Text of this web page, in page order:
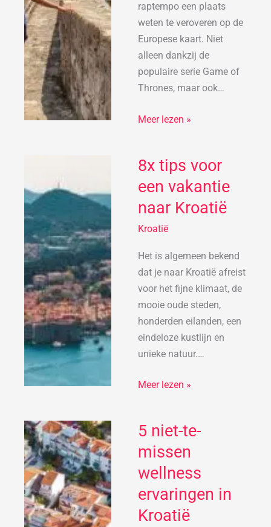
raptempo een plaats
weten te veroveren op de
Europese kaart. Niet
alleen dankzij de
populaire serie Game of
Thrones, maar ook…
Meer lezen »
8x tips voor
een vakantie
naar Kroatië
Kroatië
Het is algemeen bekend
dat je naar Kroatië afreist
voor het fijne klimaat, de
mooie oude steden,
honderden eilanden, een
eindeloze kustlijn en
unieke natuur.…
8x
voor
een
vakantie
Kroatië
Meer lezen »
5 niet-te-
missen
wellness
ervaringen in
Kroatië
5
niet-
te-
missen
wellness
ervaringen